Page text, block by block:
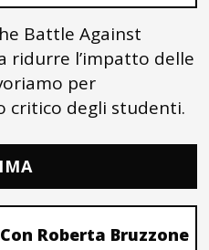
Battle Against
ridurre l’impatto delle
per
critico degli studenti.
Roberta Bruzzone